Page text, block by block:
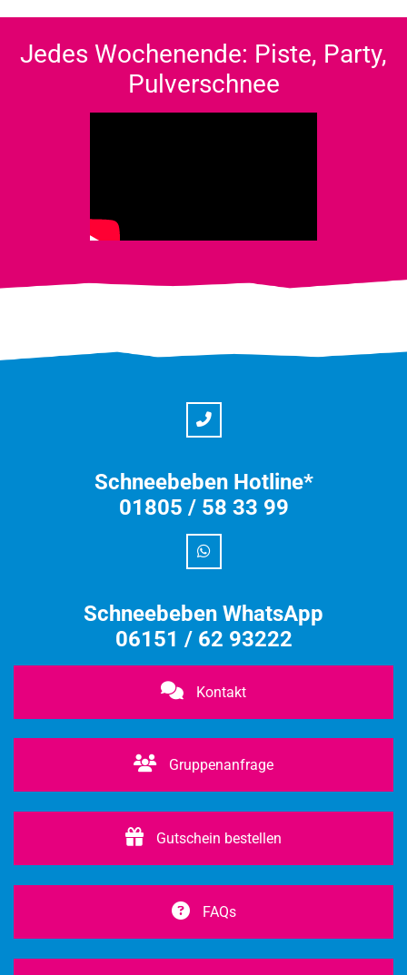
Jedes Wochenende: Piste, Party,
Pulverschnee
Schneebeben Hotline*
01805 / 58 33 99
Schneebeben WhatsApp
06151 / 62 93222
Kontakt
Gruppenanfrage
Gutschein bestellen
FAQs